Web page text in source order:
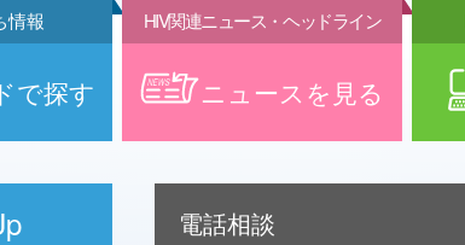
で探す
情報
ニュースを見る
HIV関連ニュース・ヘッドライン
電話相談